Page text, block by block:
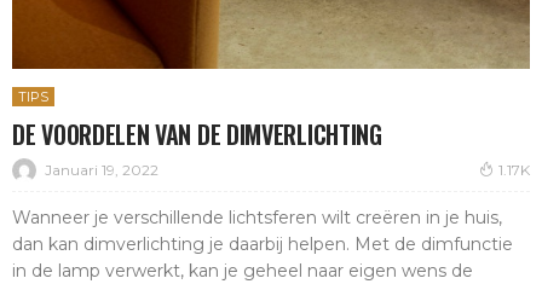
TIPS
DE VOORDELEN VAN DE DIMVERLICHTING
Januari 19, 2022 1.17K
Wanneer je verschillende lichtsferen wilt creëren in je huis,
dan kan dimverlichting je daarbij helpen. Met de dimfunctie
in de lamp verwerkt, kan je geheel naar eigen wens de